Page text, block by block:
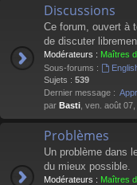
Discussions
Ce forum, ouvert à
de discuter
Modérateurs : Maîtres
Sous-forums :
Sujets : 539
Dernier message :
par Basti , ven. août
Problèmes
Un problème dans
du mieux possible.
Modérateurs : Maîtres